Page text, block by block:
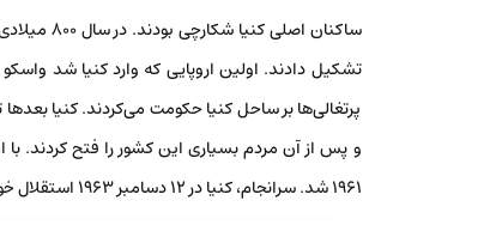
ساکنان
پرتغالی‌ها بر ساحل کنیا حکومت می‌کردند. کنیا
و پس از آن مردم بسیاری این کشور را فتح کردند.
1961 شد. سرانجام، کنیا در 12 دسامبر 1963 استقلال خود را به دست آورد.